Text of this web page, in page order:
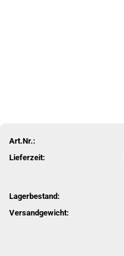
Art.Nr.:
Lieferzeit:
Lagerbestand:
Versandgewicht: